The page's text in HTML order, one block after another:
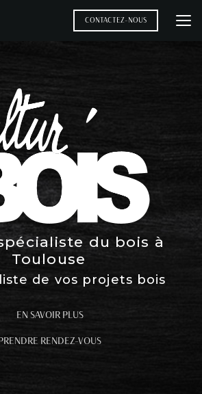
CONTACTEZ-NOUS
du bois à
Toulouse
de vos projets bois
EN SAVOIR PLUS
RENDEZ-VOUS